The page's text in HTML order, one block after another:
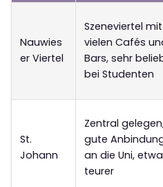
Nauwies
er Viertel
Szeneviertel mit
vielen Cafés
Bars, sehr
bei Studenten
St.
Johann
Zentral
gute
an die Uni,
teurer